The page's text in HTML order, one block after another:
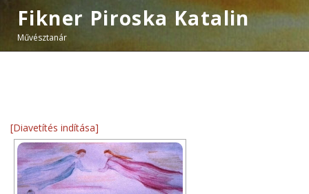
Fikner Piroska Katalin
Művésztanár
[Diavetítés indítása]